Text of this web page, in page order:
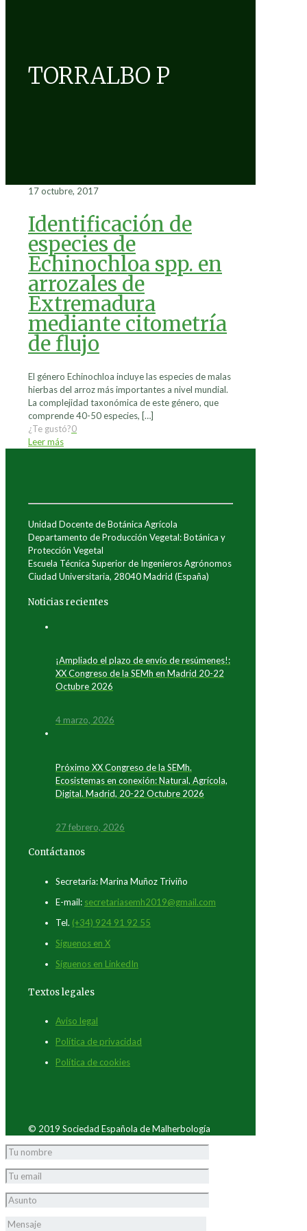
TORRALBO P
17 octubre, 2017
Identificación de
especies de
Echinochloa spp. en
arrozales de
Extremadura
mediante citometría
de flujo
El género Echinochloa incluye las especies de malas
hierbas del arroz más importantes a nivel mundial.
La complejidad taxonómica de este género, que
comprende 40-50 especies, […]
¿Te gustó?0
Leer más
Unidad Docente de Botánica Agrícola
Departamento de Producción Vegetal: Botánica y
Protección Vegetal
Escuela Técnica Superior de Ingenieros Agrónomos
Ciudad Universitaria, 28040 Madrid (España)
Noticias recientes
¡Ampliado el plazo de envío de resúmenes!:
XX Congreso de la SEMh en Madrid 20-22
Octubre 2026
4 marzo, 2026
Próximo XX Congreso de la SEMh.
Ecosistemas en conexión: Natural, Agrícola,
Digital. Madrid, 20-22 Octubre 2026
27 febrero, 2026
Contáctanos
Secretaría: Marina Muñoz Triviño
E-mail: secretariasemh2019@gmail.com
Tel. (+34) 924 91 92 55
Síguenos en X
Síguenos en LinkedIn
Textos legales
Aviso legal
Política de privacidad
Política de cookies
© 2019 Sociedad Española de Malherbología